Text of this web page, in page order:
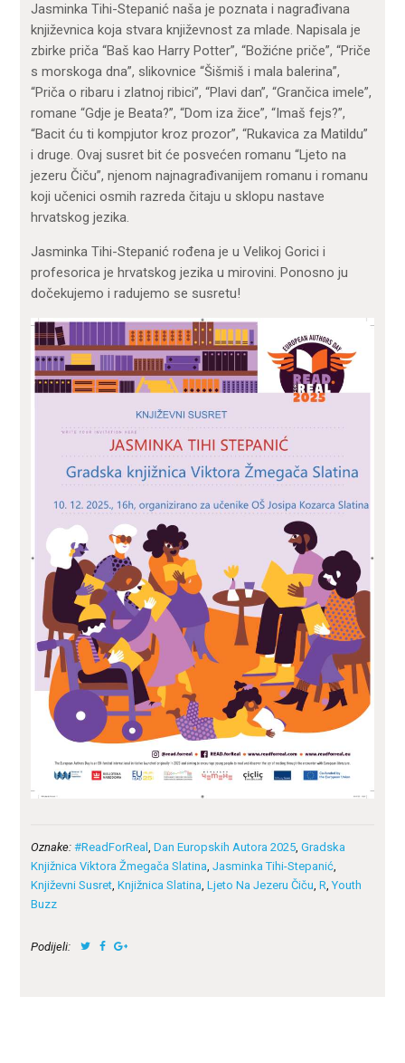
Jasminka Tihi-Stepanić naša je poznata i nagrađivana
književnica koja stvara književnost za mlade. Napisala je
zbirke priča “Baš kao Harry Potter”, “Božićne priče”, “Priče
s morskoga dna”, slikovnice “Šišmiš i mala balerina”,
“Priča o ribaru i zlatnoj ribici”, “Plavi dan”, “Grančica imele”,
romane “Gdje je Beata?”, “Dom iza žice”, “Imaš fejs?”,
“Bacit ću ti kompjutor kroz prozor”, “Rukavica za Matildu”
i druge. Ovaj susret bit će posvećen romanu “Ljeto na
jezeru Čiču”, njenom najnagrađivanijem romanu i romanu
koji učenici osmih razreda čitaju u sklopu nastave
hrvatskog jezika.
Jasminka Tihi-Stepanić rođena je u Velikoj Gorici i
profesorica je hrvatskog jezika u mirovini. Ponosno ju
dočekujemo i radujemo se susretu!
Oznake: #ReadForReal ,Dan Europskih Autora 2025 ,Gradska
Knjižnica Viktora Žmegača Slatina ,Jasminka Tihi-Stepanić
Književni Susret ,Knjižnica Slatina ,Ljeto Na Jezeru Čiču ,R ,Youth
Buzz
Podijeli: